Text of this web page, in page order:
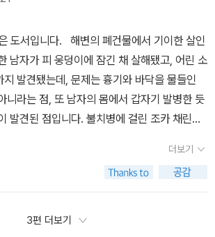
명했다.그것은 자신이 오랜 시간 쫓던 기적의
시에 그가 바란 무한한 기적의 한계 역시 될 수
추론을 이루는 두 가지 정의가 맴돌았다.없
애는 게 아닌 옮기는 것.기적과 교환.개인적으
이 소설을 더욱 강렬하게 만들었다고 봅니다섬
들의 내면을 생생하게 전달하고, 많은 생각을
쓰는구나 감탄하면서 몇 번 다시 읽기도 했습
안 쓰이는 단어도 아닌데 작가님이 쓰시는 건
세련되어 보였거든요터진 상처에서 피가 흘렀
도 중요하지 않았다.이 상처가 그토록 찾아 헤
에게 희망을 불어넣어주는 이야기가 들린다.
찬의 능력이란 정보다. 이제 좇는 대상이 바뀐
목 목사가 어떤 인물이고, 그가 저지른 악행이
의 능력을 이용해 사이비종교를 만들고, 그 능
돈을 번다. 불치병으로 고생하는 수많은 사람
에게 기적을 바란다. 교주는 열성적인 신도에
적을 경험했다. 하지만 교주의 아들로 포장된 것
제가 생기고 교단은 파괴된다. 찬의 능력이 없
교였기 때문이다. 물론 이 능력이 란에게 전달
.한 목사의 죽음은 그의 비리와 악행을 세상에
홀로 고통을 견뎠다.란은 아무것도 할 수 없는
능력은 반드시 악용된다.거대한 부담감이 란의
, 두려운, 책임감과 같은 감정들이 줄줄이 따라
기처럼 내달린 채로 떨어지지 않았다.p151​그럴
아 헤맸는데 돌아온 건 차갑고 괴이한 진실뿐
보로 걸어야만 겨우 이룰 수 있는 것이었다.대
게 존재할리 있냐고 온 세상이 자신에게 다그
의 이창을 채우고 있는 것은 허탈함과 관성, 산
그리고 체념에서싹을 띄운 아주 약간의 희망
능력을 말한다.​환자의 아픔을 덜어주는 치유의
폐건물에서 기이한 살인
남자가 피 웅덩이에 잠긴 채 살해됐고, 어린 소
지 발견됐는데, 문제는 흉기와 바닥을 물들인
니라는 점, 또 남자의 몸에서 갑자기 발병한 듯
발견된 점입니다. 불치병에 걸린 조카 채린을
오랫동안 찾아 헤맨 사람이 이 사건에 연루됐
프트’는 2017년에 출간된
니다. 최근 꽤 많은 작품이 출간됐음에도 불
‘적산가옥의 유령’을 통해 처음 만난 작가인
더보기
3편 더보기